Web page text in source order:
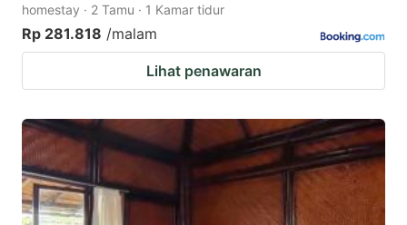
homestay · 2 Tamu · 1 Kamar tidur
Rp 281.818 /malam
Lihat penawaran